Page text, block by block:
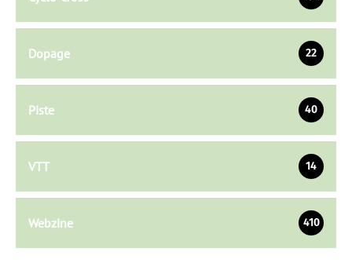
Dopage 22
Piste 40
VTT 14
Webzine 410